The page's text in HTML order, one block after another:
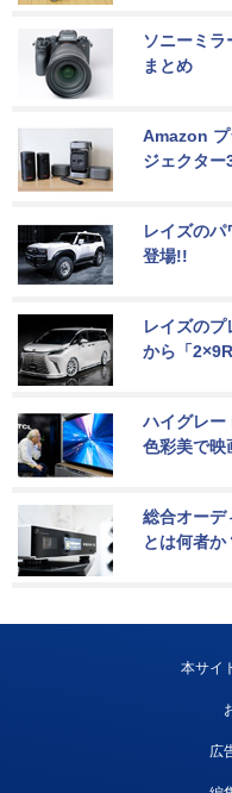
ソニーミ
まとめ
Amazon プ
ジェクター
レイズの
登場!!
レイズの
から「
ハイグレー
色彩美で映
総合オーデ
とは何者か
本サイ
広